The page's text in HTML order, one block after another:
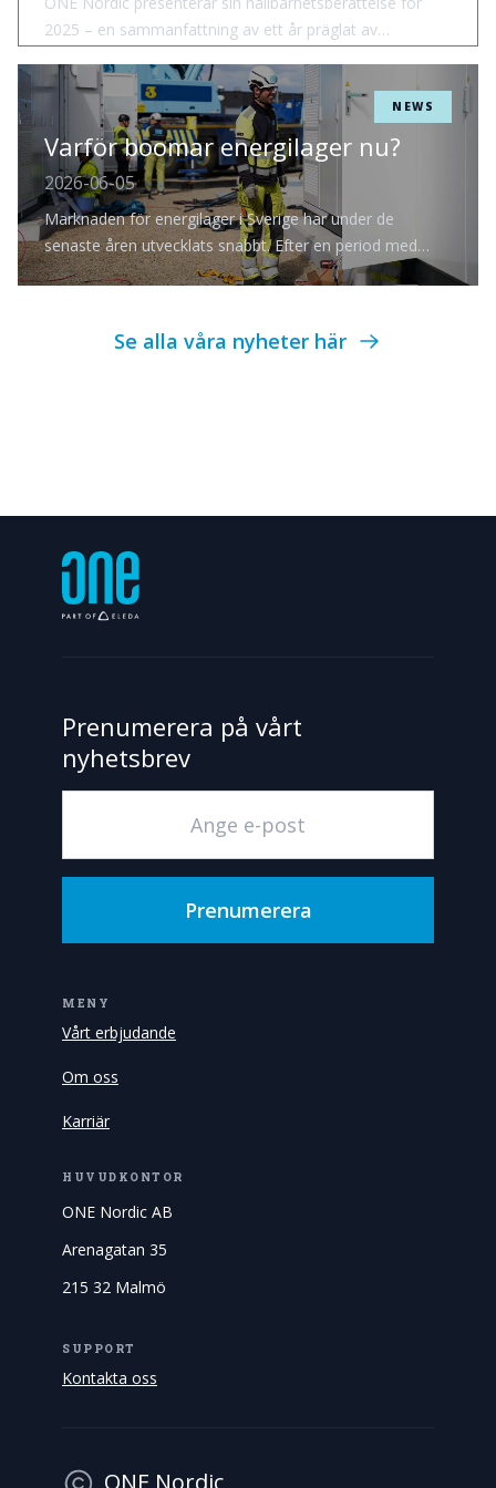
2025 – en sammanfattning av ett år präglat av
nyfiken hållning till omvärlden.
NEWS
Varför boomar energilager nu?
2026-06-05
Marknaden för energilager i Sverige har under de
senaste åren utvecklats snabbt. Efter en period med
många nya aktörer och starkt fokus på stödtjänster sker
installerade kapaciteten. Samtidigt ökar komplexiteten.
Se alla våra nyheter här
Prenumerera på vårt
nyhetsbrev
Prenumerera
MENY
Vårt erbjudande
Om oss
Karriär
HUVUDKONTOR
ONE Nordic AB
Arenagatan 35
215 32 Malmö
SUPPORT
Kontakta oss
ONE Nordic